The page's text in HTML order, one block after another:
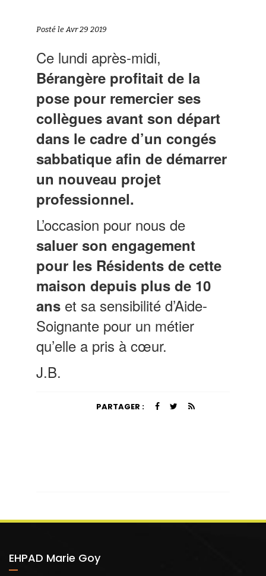
Posté le Avr 29 2019
Ce lundi après-midi,
Bérangère profitait de la
pose pour remercier ses
collègues avant son départ
dans le cadre d’un congés
sabbatique afin de démarrer
un nouveau projet
professionnel.
L’occasion pour nous de
saluer son engagement
pour les Résidents de cette
maison depuis plus de 10
ans et sa sensibilité d’Aide-
Soignante pour un métier
qu’elle a pris à cœur.
J.B.
PARTAGER :
EHPAD Marie Goy